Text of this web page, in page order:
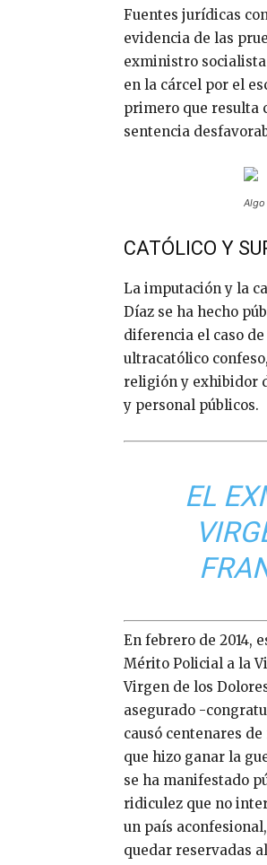
Fuentes jurídicas
evidencia de las
exministro socialista
en la cárcel por el
primero que resulta
sentencia
Algo
CATÓLICO Y
La imputación y la
Díaz se ha hecho
diferencia el caso
ultracatólico
religión y exhibidor
y personal públicos.
EL
En febrero de 2014,
Mérito Policial a la
Virgen de los
asegurado -
causó centenares
que hizo ganar la
se ha manifestado
ridiculez que no
un país
quedar reservadas